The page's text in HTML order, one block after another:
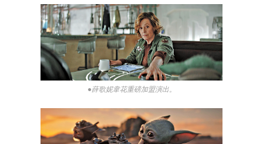
●薛歌妮韋花重磅加盟演出。